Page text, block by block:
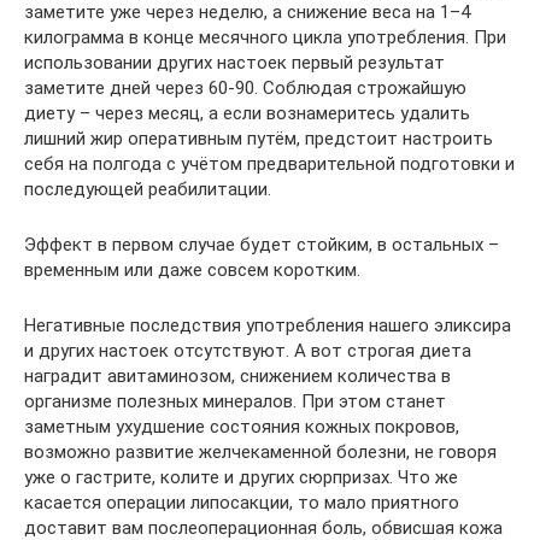
заметите уже через неделю, а снижение веса на 1–4
килограмма в конце месячного цикла употребления. При
использовании других настоек первый результат
заметите дней через 60-90. Соблюдая строжайшую
диету – через месяц, а если вознамеритесь удалить
лишний жир оперативным путём, предстоит настроить
себя на полгода с учётом предварительной подготовки и
последующей реабилитации.
Эффект в первом случае будет стойким, в остальных –
временным или даже совсем коротким.
Негативные последствия употребления нашего эликсира
и других настоек отсутствуют. А вот строгая диета
наградит авитаминозом, снижением количества в
организме полезных минералов. При этом станет
заметным ухудшение состояния кожных покровов,
возможно развитие желчекаменной болезни, не говоря
уже о гастрите, колите и других сюрпризах. Что же
касается операции липосакции, то мало приятного
доставит вам послеоперационная боль, обвисшая кожа